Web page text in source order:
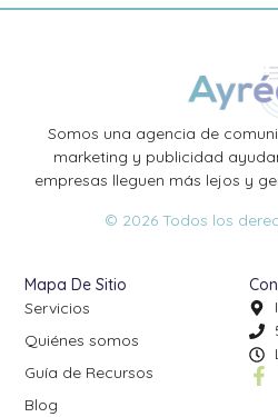
Somos una agencia de
marketing y publicidad
empresas lleguen más lejos y
© 2026 Todos los
Mapa De Sitio
Servicios
Quiénes somos
Guía de Recursos
Blog